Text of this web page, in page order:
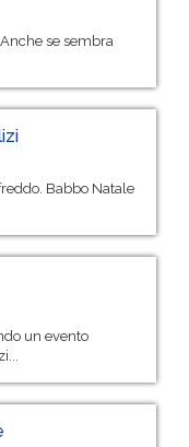
se sembra
Babbo Natale
un evento